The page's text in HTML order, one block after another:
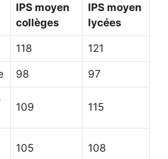
IPS moyen
collèges
IPS moyen
lycées
118 121
98 97
109 115
105 108